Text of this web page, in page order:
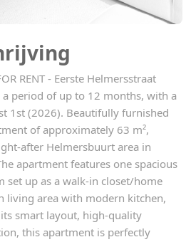
RENT - Eerste Helmersstraat
period of up to 12 months, with a
1st (2026). Beautifully furnished
of approximately 63 m²,
after Helmersbuurt area in
apartment features one spacious
set up as a walk-in closet/home
living area with modern kitchen,
smart layout, high-quality
this apartment is perfectly